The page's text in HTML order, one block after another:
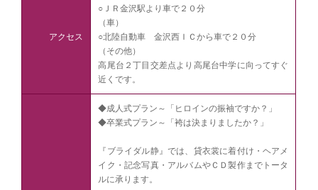
アクセス
○ＪＲ金沢駅より車で２０分
（車）
○北陸自動車 金沢西ＩＣから車で２０分
（その他）
高尾台２丁目交差点より高尾台中学に向ってすぐ
近くです。
◆成人式プラン～「ヒロインの振袖ですか？」
◆卒業式プラン～「袴は決まりましたか？」
『ブライダル静』では、貸衣裳に着付け・ヘアメ
イク・記念写真・アルバムやＣＤ製作までトータ
ルに承ります。